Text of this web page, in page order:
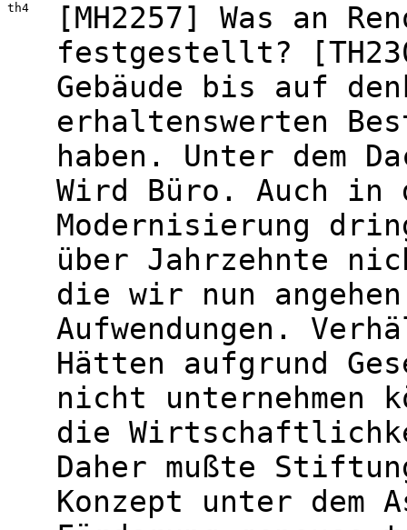
th4
[MH2257] Was an
festgestellt?
Gebäude bis auf
erhaltenswerten
haben. Unter dem
Wird Büro. Auch in
Modernisierung
über Jahrzehnte
die wir nun
Aufwendungen.
Hätten aufgrund
nicht unternehmen
die
Daher mußte
Konzept unter dem